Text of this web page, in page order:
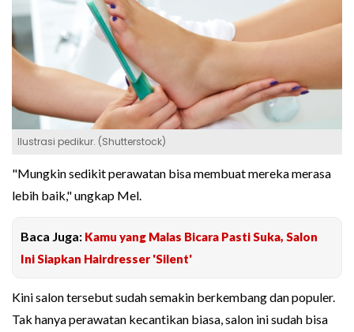
Ilustrasi pedikur. (Shutterstock)
"Mungkin sedikit perawatan bisa membuat mereka merasa
lebih baik," ungkap Mel.
Baca Juga: Kamu yang Malas Bicara Pasti Suka, Salon
Ini Siapkan Hairdresser 'Silent'
Kini salon tersebut sudah semakin berkembang dan populer.
Tak hanya perawatan kecantikan biasa, salon ini sudah bisa